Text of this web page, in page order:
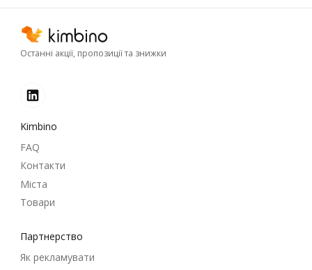
Останні акції, пропозиції та знижки
Kimbino
FAQ
Контакти
Міста
Товари
Партнерство
Як рекламувати